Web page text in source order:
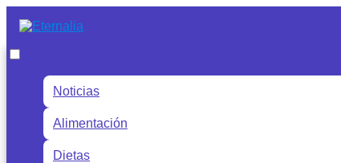
Noticias
Alimentación
Dietas